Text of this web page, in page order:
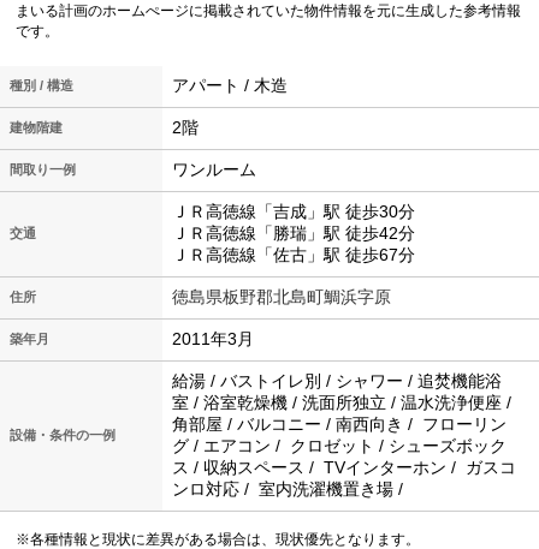
まいる計画のホームぺージに掲載されていた物件情報を元に生成した参考情報
です。
種別 / 構造 アパート / 木造
建物階建 2階
間取り一例 ワンルーム
交通
ＪＲ高徳線「吉成」駅 徒歩30分
ＪＲ高徳線「勝瑞」駅 徒歩42分
ＪＲ高徳線「佐古」駅 徒歩67分
住所 徳島県板野郡北島町鯛浜字原
築年月 2011年3月
設備・条件の一例
給湯 / バストイレ別 / シャワー / 追焚機能浴
室 / 浴室乾燥機 / 洗面所独立 / 温水洗浄便座 /
角部屋 / バルコニー / 南西向き / フローリン
グ / エアコン / クロゼット / シューズボック
ス / 収納スペース / TVインターホン / ガスコ
ンロ対応 / 室内洗濯機置き場 /
※各種情報と現状に差異がある場合は、現状優先となります。